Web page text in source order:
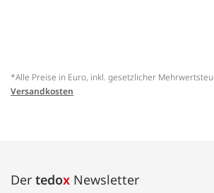
*Alle Preise in Euro, inkl. gesetzlicher
Versandkosten
Der tedox Newsletter